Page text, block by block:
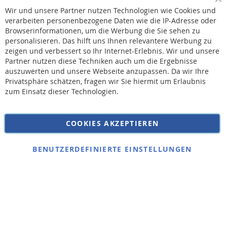
* Bei der Lieferung auf deutsche Inseln wird ein Inselzuschlag von 15,00 € auf die
Versandkosten erhoben.
AGB
Widerruf
Datenschutz
Impressum
Kontakt
Wir und unsere Partner nutzen Technologien wie Cookies und
verarbeiten personenbezogene Daten wie die IP-Adresse oder
Browserinformationen, um die Werbung die Sie sehen zu
personalisieren. Das hilft uns Ihnen relevantere Werbung zu
zeigen und verbessert so Ihr Internet-Erlebnis. Wir und unsere
Partner nutzen diese Techniken auch um die Ergebnisse
auszuwerten und unsere Webseite anzupassen. Da wir Ihre
Privatsphäre schätzen, fragen wir Sie hiermit um Erlaubnis
zum Einsatz dieser Technologien.
COOKIES AKZEPTIEREN
BENUTZERDEFINIERTE EINSTELLUNGEN